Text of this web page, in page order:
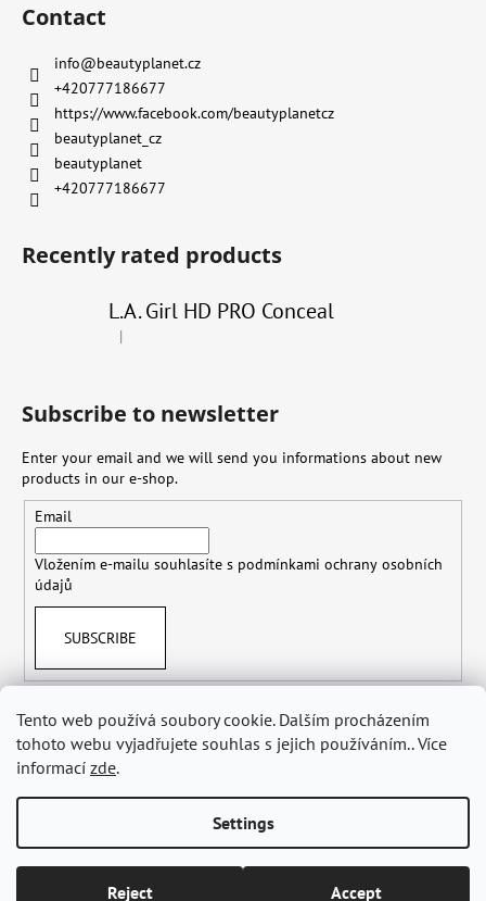
Tento web používá soubory cookie. Dalším procházením
tohoto webu vyjadřujete souhlas s jejich používáním.. Více
informací zde.
Settings
Reject Accept
Contact
info@beautyplanet.cz
+420777186677
https://www.facebook.com/beautyplanetcz
beautyplanet_cz
beautyplanet
+420777186677
Recently rated products
L.A. Girl HD PRO Conceal
The product rating is 4 out of 5 stars.
|
Subscribe to newsletter
Enter your email and we will send you informations about new
products in our e-shop.
Email
Vložením e-mailu souhlasíte s podmínkami ochrany osobních
údajů
SUBSCRIBE
Terms & Conditions Shipping & Delivery
Personal Data Protection GDPR
Created by Shoptet
Copyright 2026beautyplanet.cz. All rights reserved.Edit cookie